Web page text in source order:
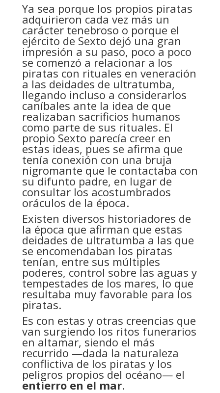
Ya sea porque los propios piratas
adquirieron cada vez más un
carácter tenebroso o porque el
ejército de Sexto dejó una gran
impresión a su paso, poco a poco
se comenzó a relacionar a los
piratas con rituales en veneración
a las deidades de ultratumba,
llegando incluso a considerarlos
caníbales ante la idea de que
realizaban sacrificios humanos
como parte de sus rituales. El
propio Sexto parecía creer en
estas ideas, pues se afirma que
tenía conexión con una bruja
nigromante que le contactaba con
su difunto padre, en lugar de
consultar los acostumbrados
oráculos de la época.
Existen diversos historiadores de
la época que afirman que estas
deidades de ultratumba a las que
se encomendaban los piratas
tenían, entre sus múltiples
poderes, control sobre las aguas y
tempestades de los mares, lo que
resultaba muy favorable para los
piratas.
Es con estas y otras creencias que
van surgiendo los ritos funerarios
en altamar, siendo el más
recurrido —dada la naturaleza
conflictiva de los piratas y los
peligros propios del océano— el
entierro en el mar.